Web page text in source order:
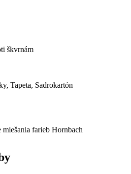
škvrnám
Tapeta, Sadrokartón
farieb Hornbach